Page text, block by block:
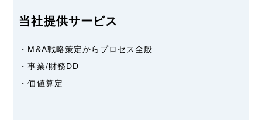
当社提供サービス
・M&A戦略策定からプロセス全般
・事業/財務DD
・価値算定